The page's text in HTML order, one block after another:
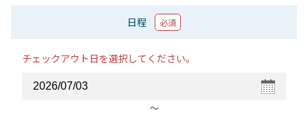
日程 必須
チェックアウト日を選択してください。
〜